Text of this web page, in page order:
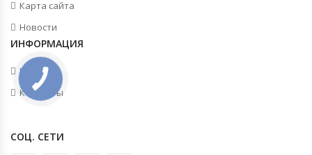
Карта сайта
Новости
ИНФОРМАЦИЯ
Новости
Контакты
СОЦ. СЕТИ